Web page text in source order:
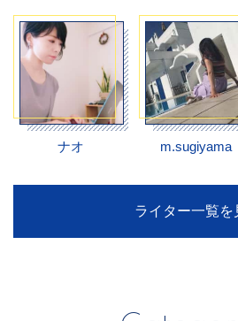
ナオ m.sugiyama
ライター一覧を